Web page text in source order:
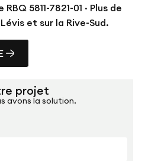
5811-7821-01 · Plus de
et sur la Rive-Sud.
projet
avons la solution.